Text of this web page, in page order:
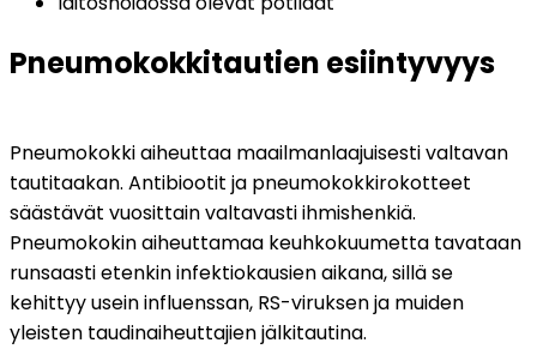
Pneumokokkitautien esiintyvyys
Pneumokokki aiheuttaa maailmanlaajuisesti valtavan
tautitaakan. Antibiootit ja pneumokokkirokotteet
säästävät vuosittain valtavasti ihmishenkiä.
Pneumokokin aiheuttamaa keuhkokuumetta tavataan
runsaasti etenkin infektiokausien aikana, sillä se
kehittyy usein influenssan, RS-viruksen ja muiden
yleisten taudinaiheuttajien jälkitautina.